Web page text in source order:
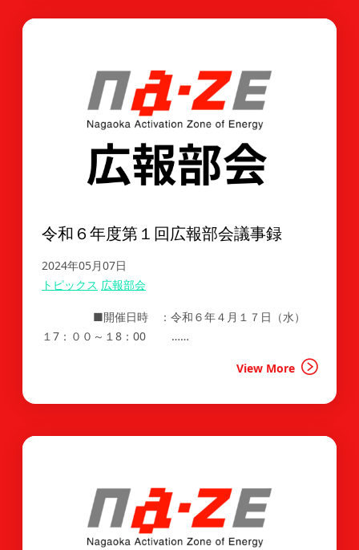
令和６年度第１回広報部会議事録
2024年05月07日
トピックス 広報部会
■開催日時 ：令和６年４月１７日（水）
１7：００～１8：00 ……
View More